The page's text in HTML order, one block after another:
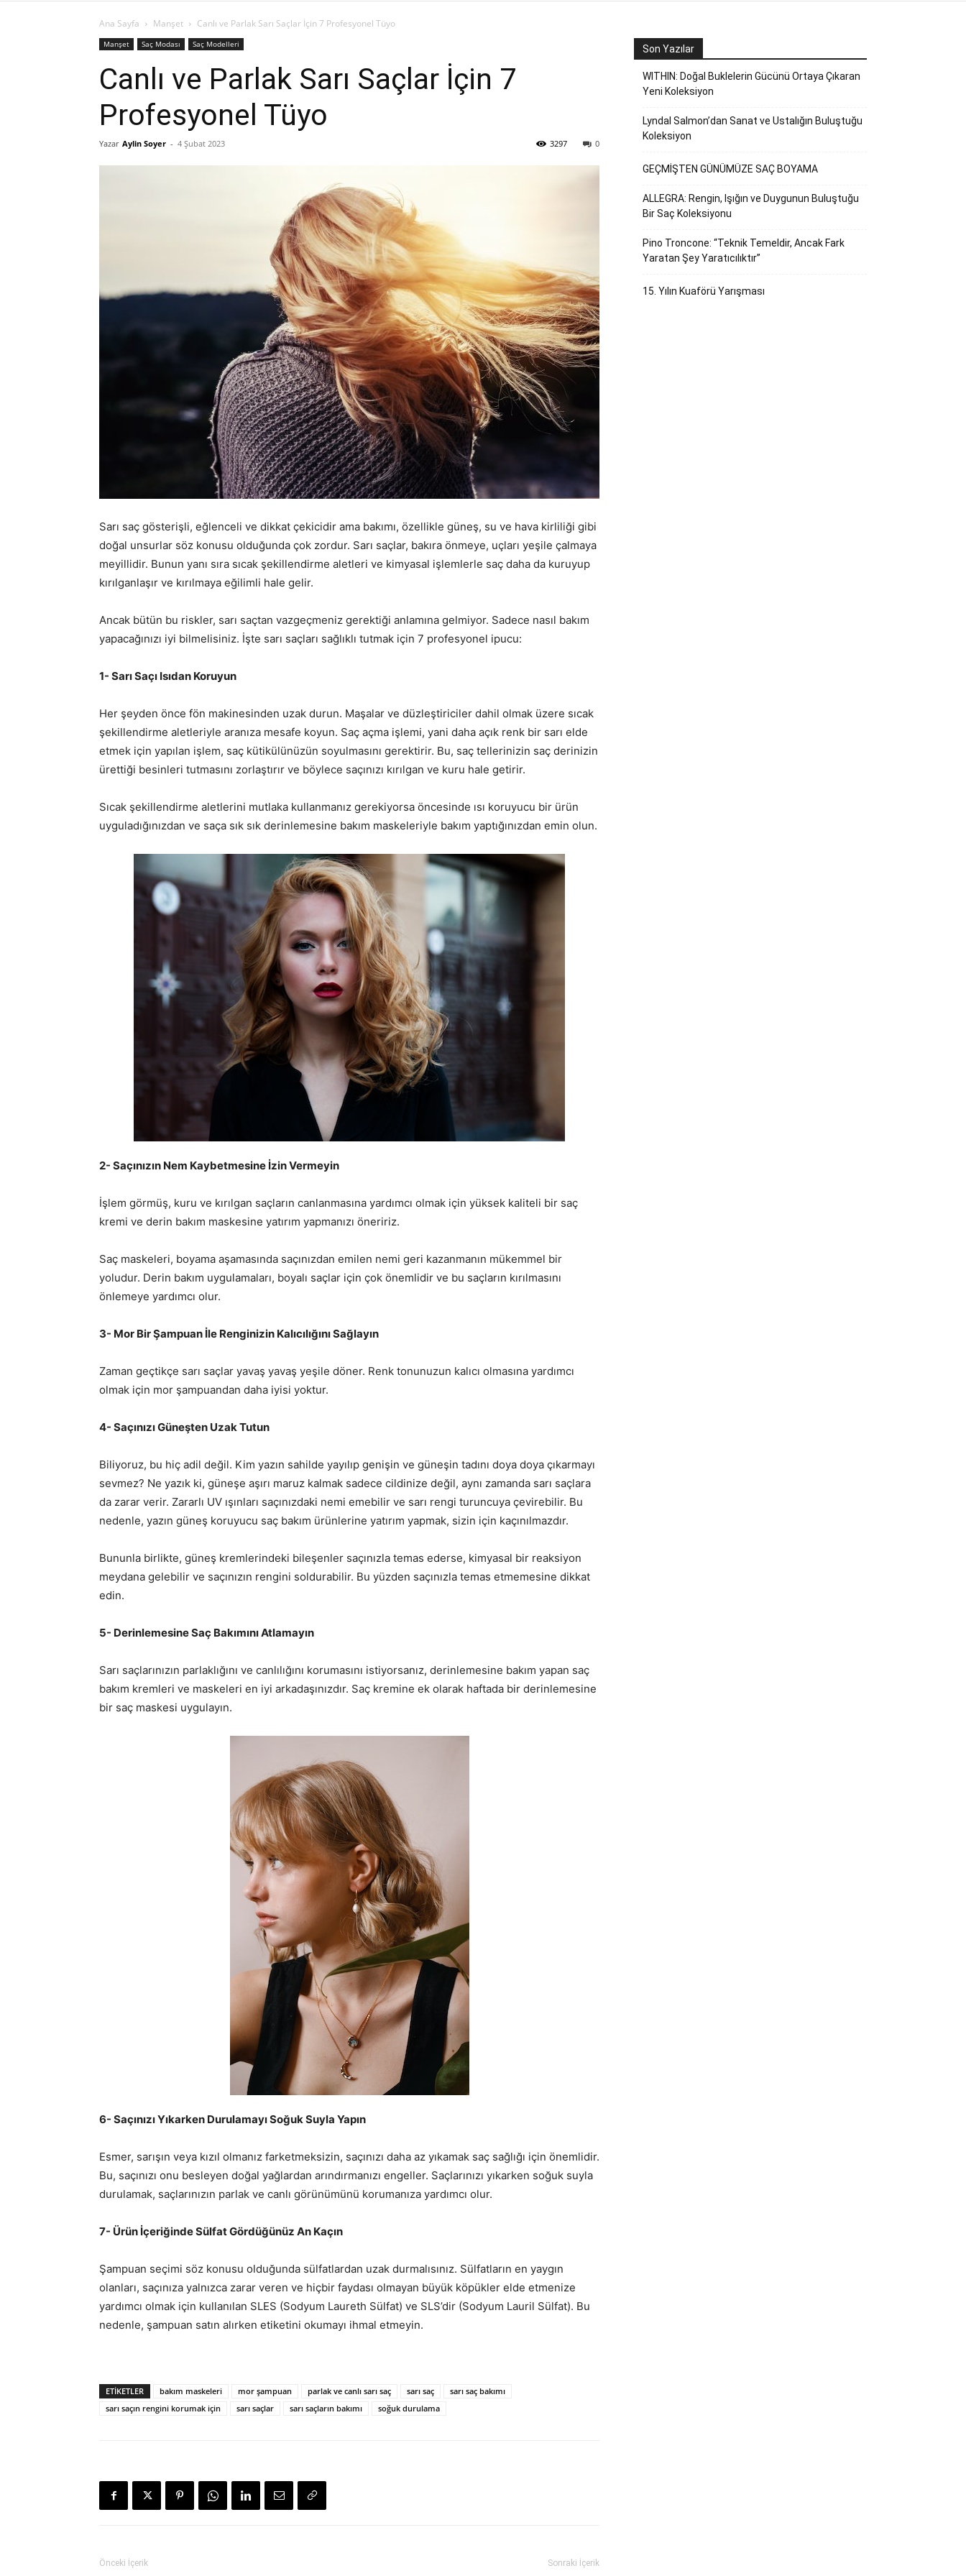
Ana Sayfa Manşet Canlı ve Parlak Sarı Saçlar İçin 7 Profesyonel Tüyo
Manşet Saç Modası Saç Modelleri
Canlı ve Parlak Sarı Saçlar İçin 7
Profesyonel Tüyo
Yazar Aylin Soyer - 4 Şubat 2023 0
3297
Sarı saç gösterişli, eğlenceli ve dikkat çekicidir ama bakımı, özellikle güneş, su ve hava kirliliği gibi
doğal unsurlar söz konusu olduğunda çok zordur. Sarı saçlar, bakıra önmeye, uçları yeşile çalmaya
meyillidir. Bunun yanı sıra sıcak şekillendirme aletleri ve kimyasal işlemlerle saç daha da kuruyup
kırılganlaşır ve kırılmaya eğilimli hale gelir.
Ancak bütün bu riskler, sarı saçtan vazgeçmeniz gerektiği anlamına gelmiyor. Sadece nasıl bakım
yapacağınızı iyi bilmelisiniz. İşte sarı saçları sağlıklı tutmak için 7 profesyonel ipucu:
1- Sarı Saçı Isıdan Koruyun
Her şeyden önce fön makinesinden uzak durun. Maşalar ve düzleştiriciler dahil olmak üzere sıcak
şekillendirme aletleriyle aranıza mesafe koyun. Saç açma işlemi, yani daha açık renk bir sarı elde
etmek için yapılan işlem, saç kütikülünüzün soyulmasını gerektirir. Bu, saç tellerinizin saç derinizin
ürettiği besinleri tutmasını zorlaştırır ve böylece saçınızı kırılgan ve kuru hale getirir.
Sıcak şekillendirme aletlerini mutlaka kullanmanız gerekiyorsa öncesinde ısı koruyucu bir ürün
uyguladığınızdan ve saça sık sık derinlemesine bakım maskeleriyle bakım yaptığınızdan emin olun.
2- Saçınızın Nem Kaybetmesine İzin Vermeyin
İşlem görmüş, kuru ve kırılgan saçların canlanmasına yardımcı olmak için yüksek kaliteli bir saç
kremi ve derin bakım maskesine yatırım yapmanızı öneririz.
Saç maskeleri, boyama aşamasında saçınızdan emilen nemi geri kazanmanın mükemmel bir
yoludur. Derin bakım uygulamaları, boyalı saçlar için çok önemlidir ve bu saçların kırılmasını
önlemeye yardımcı olur.
3- Mor Bir Şampuan İle Renginizin Kalıcılığını Sağlayın
Zaman geçtikçe sarı saçlar yavaş yavaş yeşile döner. Renk tonunuzun kalıcı olmasına yardımcı
olmak için mor şampuandan daha iyisi yoktur.
4- Saçınızı Güneşten Uzak Tutun
Biliyoruz, bu hiç adil değil. Kim yazın sahilde yayılıp genişin ve güneşin tadını doya doya çıkarmayı
sevmez? Ne yazık ki, güneşe aşırı maruz kalmak sadece cildinize değil, aynı zamanda sarı saçlara
da zarar verir. Zararlı UV ışınları saçınızdaki nemi emebilir ve sarı rengi turuncuya çevirebilir. Bu
nedenle, yazın güneş koruyucu saç bakım ürünlerine yatırım yapmak, sizin için kaçınılmazdır.
Bununla birlikte, güneş kremlerindeki bileşenler saçınızla temas ederse, kimyasal bir reaksiyon
meydana gelebilir ve saçınızın rengini soldurabilir. Bu yüzden saçınızla temas etmemesine dikkat
edin.
5- Derinlemesine Saç Bakımını Atlamayın
Sarı saçlarınızın parlaklığını ve canlılığını korumasını istiyorsanız, derinlemesine bakım yapan saç
bakım kremleri ve maskeleri en iyi arkadaşınızdır. Saç kremine ek olarak haftada bir derinlemesine
bir saç maskesi uygulayın.
6- Saçınızı Yıkarken Durulamayı Soğuk Suyla Yapın
Esmer, sarışın veya kızıl olmanız farketmeksizin, saçınızı daha az yıkamak saç sağlığı için önemlidir.
Bu, saçınızı onu besleyen doğal yağlardan arındırmanızı engeller. Saçlarınızı yıkarken soğuk suyla
durulamak, saçlarınızın parlak ve canlı görünümünü korumanıza yardımcı olur.
7- Ürün İçeriğinde Sülfat Gördüğünüz An Kaçın
Şampuan seçimi söz konusu olduğunda sülfatlardan uzak durmalısınız. Sülfatların en yaygın
olanları, saçınıza yalnızca zarar veren ve hiçbir faydası olmayan büyük köpükler elde etmenize
yardımcı olmak için kullanılan SLES (Sodyum Laureth Sülfat) ve SLS’dir (Sodyum Lauril Sülfat). Bu
nedenle, şampuan satın alırken etiketini okumayı ihmal etmeyin.
ETIKETLER bakım maskeleri mor şampuan parlak ve canlı sarı saç sarı saç
sarı saç bakımı
sarı saçın rengini korumak için
sarı saçlar sarı saçların bakımı soğuk durulama
Önceki İçerik Sonraki İçerik
Son Yazılar
WITHIN: Doğal Buklelerin Gücünü Ortaya Çıkaran
Yeni Koleksiyon
Lyndal Salmon’dan Sanat ve Ustalığın Buluştuğu
Koleksiyon
GEÇMİŞTEN GÜNÜMÜZE SAÇ BOYAMA
ALLEGRA: Rengin, Işığın ve Duygunun Buluştuğu
Bir Saç Koleksiyonu
Pino Troncone: “Teknik Temeldir, Ancak Fark
Yaratan Şey Yaratıcılıktır”
15. Yılın Kuaförü Yarışması